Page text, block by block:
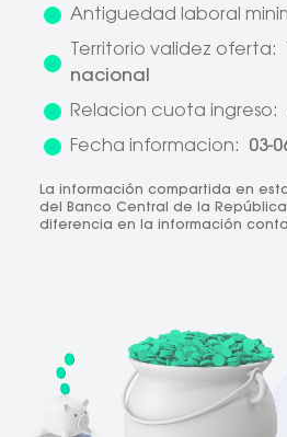
Antiguedad laboral
Territorio validez oferta:
nacional
Relacion cuota ingreso:
Fecha informacion:
03-
La información compartida en
del Banco Central de la
diferencia en la información